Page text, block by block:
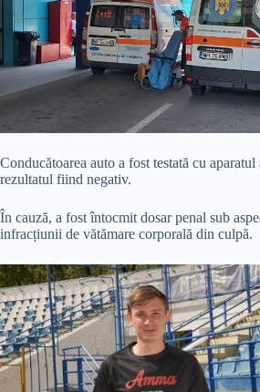
Conducătoarea auto a fost testată cu aparatul
rezultatul fiind negativ.
În cauză, a fost întocmit dosar penal sub
infracțiunii de vătămare corporală din culpă.